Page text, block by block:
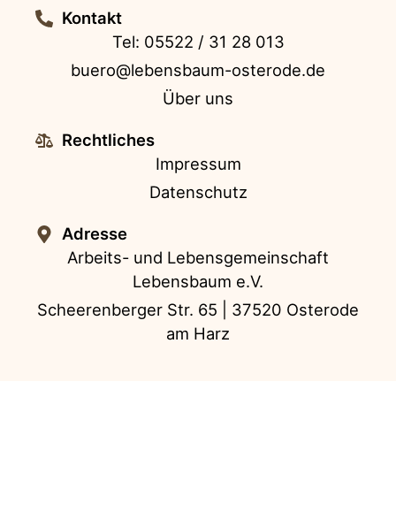
Kontakt
Tel: 05522 / 31 28 013
buero@lebensbaum-osterode.de
Über uns
Rechtliches
Impressum
Datenschutz
Adresse
Arbeits- und Lebensgemeinschaft
Lebensbaum e.V.
Scheerenberger Str. 65 | 37520 Osterode
am Harz